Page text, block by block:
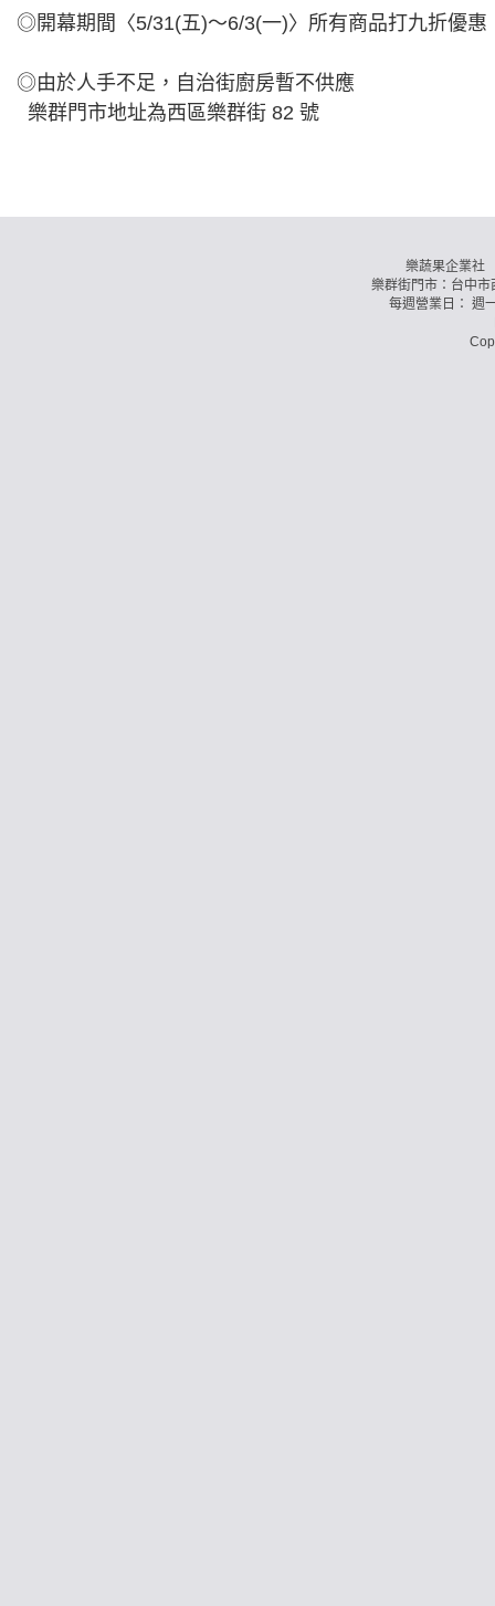
◎開幕期間〈5/31(五)～6/3(一)〉所有商品打九折優
◎由於人手不足，自治街廚房暫不供應
樂群門市地址為西區樂群街 82 號
樂蔬果企業
樂群街門市：台中
每週營業日：